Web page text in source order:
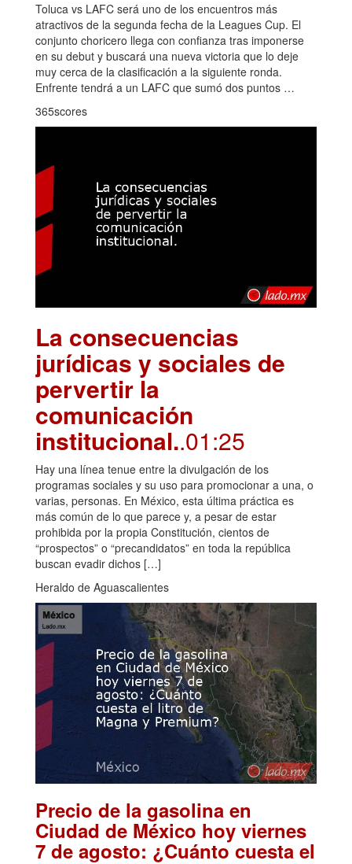
Toluca vs LAFC será uno de los encuentros más
atractivos de la segunda fecha de la Leagues Cup. El
conjunto choricero llega con confianza tras imponerse
en su debut y buscará una nueva victoria que lo deje
muy cerca de la clasificación a la siguiente ronda.
Enfrente tendrá a un LAFC que sumó dos puntos …
365scores
La consecuencias
jurídicas y sociales de
pervertir la
comunicación
institucional..01:25
Hay una línea tenue entre la divulgación de los
programas sociales y su uso para promocionar a una, o
varias, personas. En México, esta última práctica es
más común de lo que parece y, a pesar de estar
prohibida por la propia Constitución, cientos de
“prospectos” o “precandidatos” en toda la república
buscan evadir dichos […]
Heraldo de Aguascalientes
Precio de la gasolina en
Ciudad de México hoy viernes
7 de agosto: ¿Cuánto cuesta el